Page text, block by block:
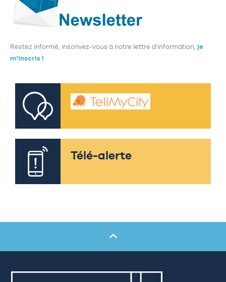
Restez informé, inscrivez-vous à notre lettre d’information, je
m’inscris !
Télé-alerte